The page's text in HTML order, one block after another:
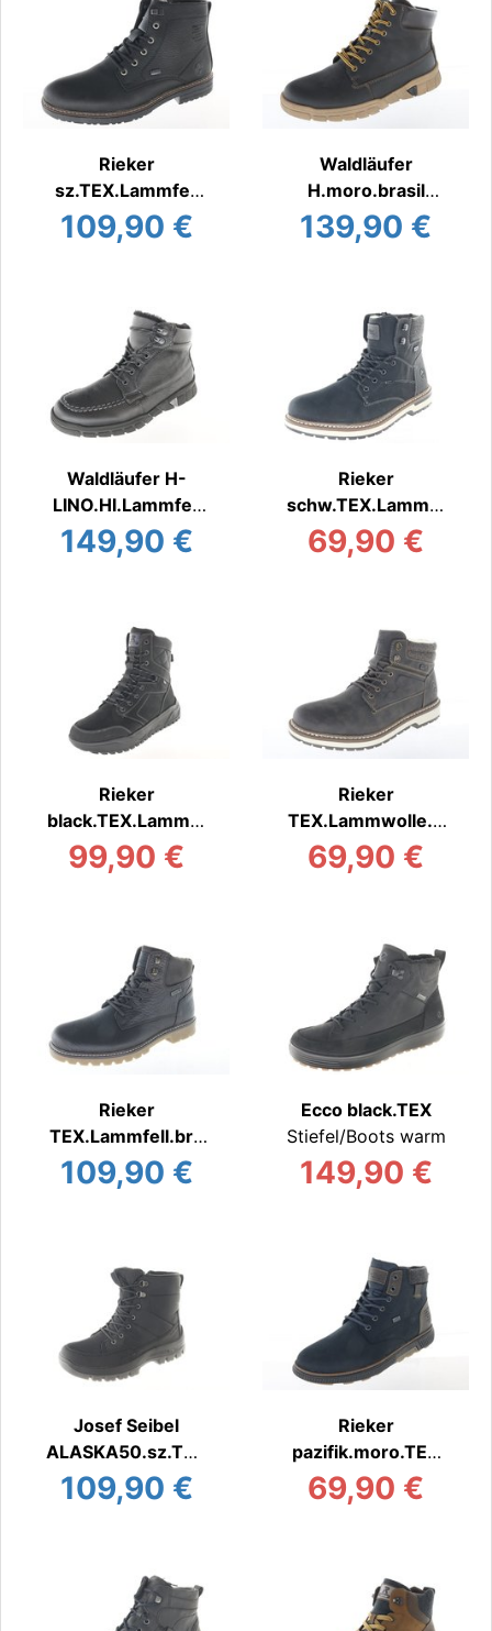
Rieker
sz.TEX.Lammfell
Stiefel/Boots warm
109,90 €
Waldläufer
H.moro.brasil
Stiefel/Boots warm
139,90 €
Waldläufer H-
LINO.HI.Lammfell
Stiefel/Boots warm
149,90 €
Rieker
schw.TEX.Lammw
olle
Stiefel/Boots warm
69,90 €
Rieker
black.TEX.Lammw
olle
Stiefel/Boots warm
99,90 €
Rieker
TEX.Lammwolle.b
raun
Stiefel/Boots warm
69,90 €
Rieker
TEX.Lammfell.bra
un
Stiefel/Boots warm
109,90 €
Ecco black.TEX
Stiefel/Boots warm
149,90 €
Josef Seibel
ALASKA50.sz.TEX
Stiefel/Boots warm
109,90 €
Rieker
pazifik.moro.TEX
Stiefel/Boots warm
69,90 €